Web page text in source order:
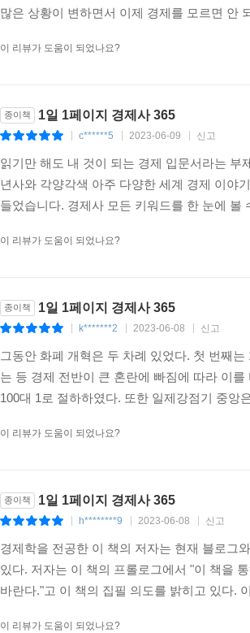
많은 상황이 변하면서 이제 경제를 모르면 안
이 리뷰가 도움이 되었나요?
종이책 1일 1페이지 경제사 365
c******5 2023-06-09 신고
읽기만 해도 내 것이 되는 경제 입문서라는
년사와 각양각색 아주 다양한 세계 경제 이야
들었습니다. 경제사 모든 키워드를 한 눈에
이 리뷰가 도움이 되었나요?
종이책 1일 1페이지 경제사 365
k*******2 2023-06-08 신고
그동안 화폐 개혁은 두 차례 있었다. 첫 번째
는 등 경제 전반이 큰 혼란에 빠짐에 따라 이
100대 1로 절하하였다. 또한 일제강점기 중
이 리뷰가 도움이 되었나요?
종이책 1일 1페이지 경제사 365
h********9 2023-06-08 신고
경제학을 전공한 이 책의 저자는 현재 블로그
있다. 저자는 이 책의 프롤로그에서 "이 책을
바란다."고 이 책의 집필 의도를 밝히고 있다.
이 리뷰가 도움이 되었나요?